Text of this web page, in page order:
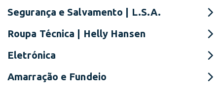
Segurança e Salvamento | L.S.A.
Roupa Técnica | Helly Hansen
Eletrónica
Amarração e Fundeio